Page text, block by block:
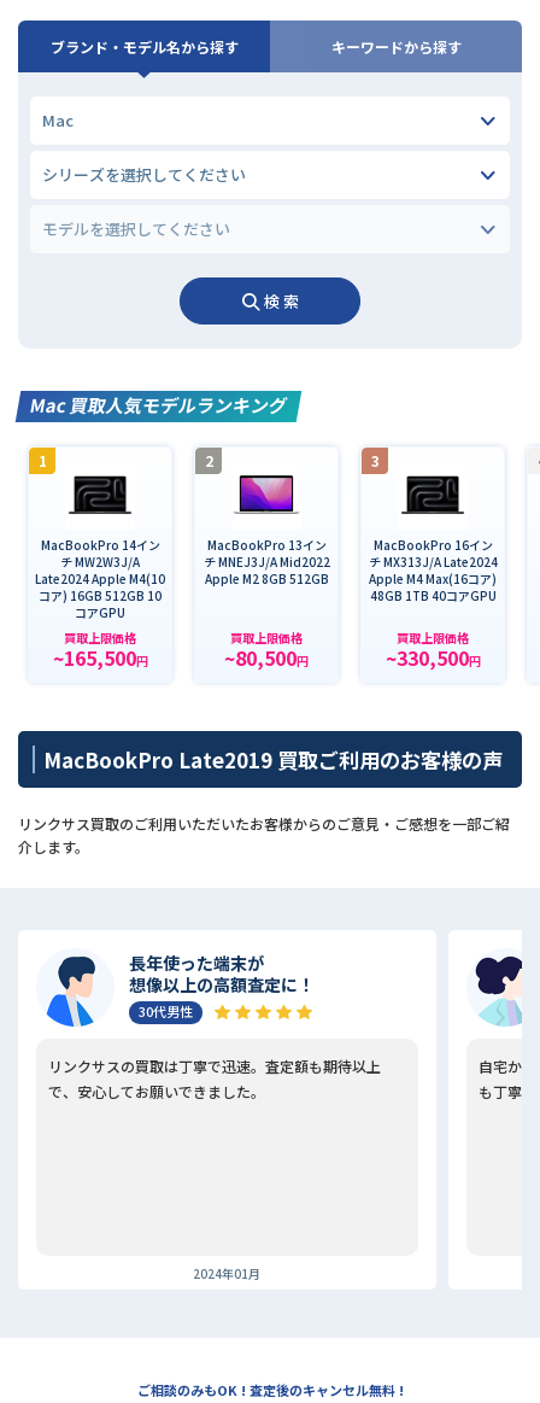
ブランド・モデル名から探す キーワードから探す
検 索
Mac 買取人気モデルランキング
1
MacBookPro 14イン
チ MW2W3J/A
Late2024 Apple M4(10
コア) 16GB 512GB 10
コアGPU
買取上限価格
~165,500円
2
MacBookPro 13イン
チ MNEJ3J/A Mid2022
Apple M2 8GB 512GB
買取上限価格
~80,500円
3
MacBookPro 16イン
チ MX313J/A Late2024
Apple M4 Max(16コア)
48GB 1TB 40コアGPU
買取上限価格
~330,500円
MacBookPro Late2019 買取ご利用のお客様の声
リンクサス買取のご利用いただいたお客様からのご意見・ご感想を一部ご紹
介します。
長年使った端末が
想像以上の高額査定に！
30代男性
リンクサスの買取は丁寧で迅速。査定額も期待以上
で、安心してお願いできました。
2024年01月
自宅か
も丁寧
ご相談のみもOK ! 査定後のキャンセル無料 !